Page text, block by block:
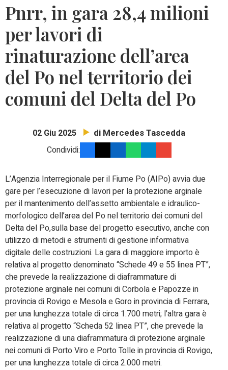
Pnrr, in gara 28,4 milioni
per lavori di
rinaturazione dell’area
del Po nel territorio dei
comuni del Delta del Po
02 Giu 2025 di Mercedes Tascedda
Condividi:
L’Agenzia Interregionale per il Fiume Po (AIPo) avvia due
gare per l’esecuzione di lavori per la protezione arginale
per il mantenimento dell’assetto ambientale e idraulico-
morfologico dell’area del Po nel territorio dei comuni del
Delta del Po,sulla base del progetto esecutivo, anche con
utilizzo di metodi e strumenti di gestione informativa
digitale delle costruzioni. La gara di maggiore importo è
relativa al progetto denominato “Schede 49 e 55 linea PT”,
che prevede la realizzazione di diaframmature di
protezione arginale nei comuni di Corbola e Papozze in
provincia di Rovigo e Mesola e Goro in provincia di Ferrara,
per una lunghezza totale di circa 1.700 metri; l’altra gara è
relativa al progetto “Scheda 52 linea PT”, che prevede la
realizzazione di una diaframmatura di protezione arginale
nei comuni di Porto Viro e Porto Tolle in provincia di Rovigo,
per una lunghezza totale di circa 2.000 metri.